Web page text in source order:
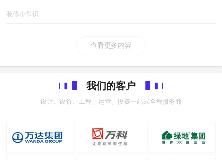
装修小常识
查看更多内容
我们的客户
设计、设备、工程、运营、投资一站式全程服务商